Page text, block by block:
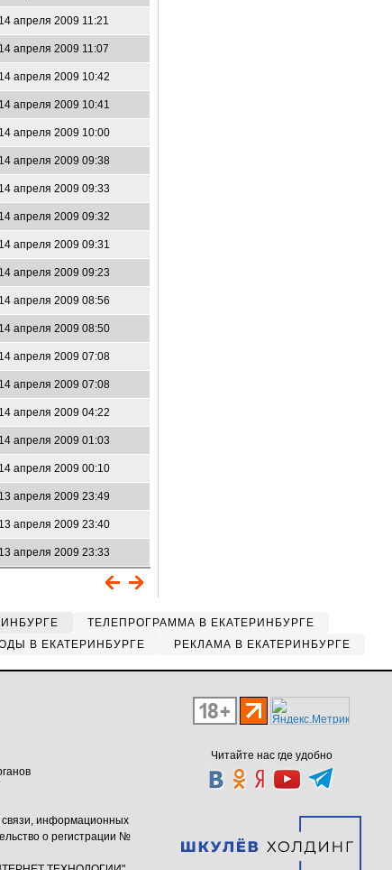
14 апреля 2009 11:21
14 апреля 2009 11:07
14 апреля 2009 10:42
14 апреля 2009 10:41
14 апреля 2009 10:00
14 апреля 2009 09:38
14 апреля 2009 09:33
14 апреля 2009 09:32
14 апреля 2009 09:31
14 апреля 2009 09:23
14 апреля 2009 08:56
14 апреля 2009 08:50
14 апреля 2009 07:08
14 апреля 2009 07:08
14 апреля 2009 04:22
14 апреля 2009 01:03
14 апреля 2009 00:10
13 апреля 2009 23:49
13 апреля 2009 23:40
13 апреля 2009 23:33
ТЕЛЕПРОГРАММА В ЕКАТЕРИНБУРГЕ
В ЕКАТЕРИНБУРГЕ РЕКЛАМА В ЕКАТЕРИНБУРГЕ
Читайте нас где удобно
связи, информационных
о регистрации №